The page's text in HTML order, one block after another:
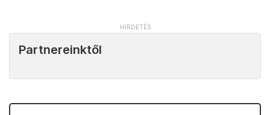
Partnereinktől